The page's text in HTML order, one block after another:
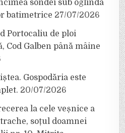
sondei sub oglinda
batimetrice 27/07/2026
Portocaliu de ploi
Cod Galben până mâine
Gospodăria este
20/07/2026
la cele veșnice a
soțul doamnei